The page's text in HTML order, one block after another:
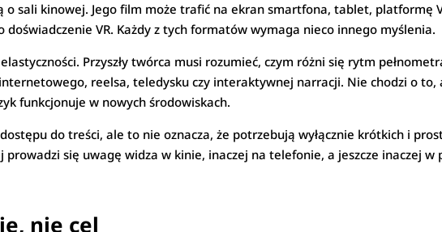
o sali kinowej. Jego film może trafić na ekran smartfona, tablet, platformę
VR. Każdy z tych formatów wymaga nieco innego myślenia.
Przyszły twórca musi rozumieć, czym różni się rytm
reelsa, teledysku czy interaktywnej narracji. Nie chodzi o to,
funkcjonuje w nowych środowiskach.
do treści, ale to nie oznacza, że potrzebują wyłącznie krótkich i
się uwagę widza w kinie, inaczej na telefonie, a jeszcze inaczej w
nie cel